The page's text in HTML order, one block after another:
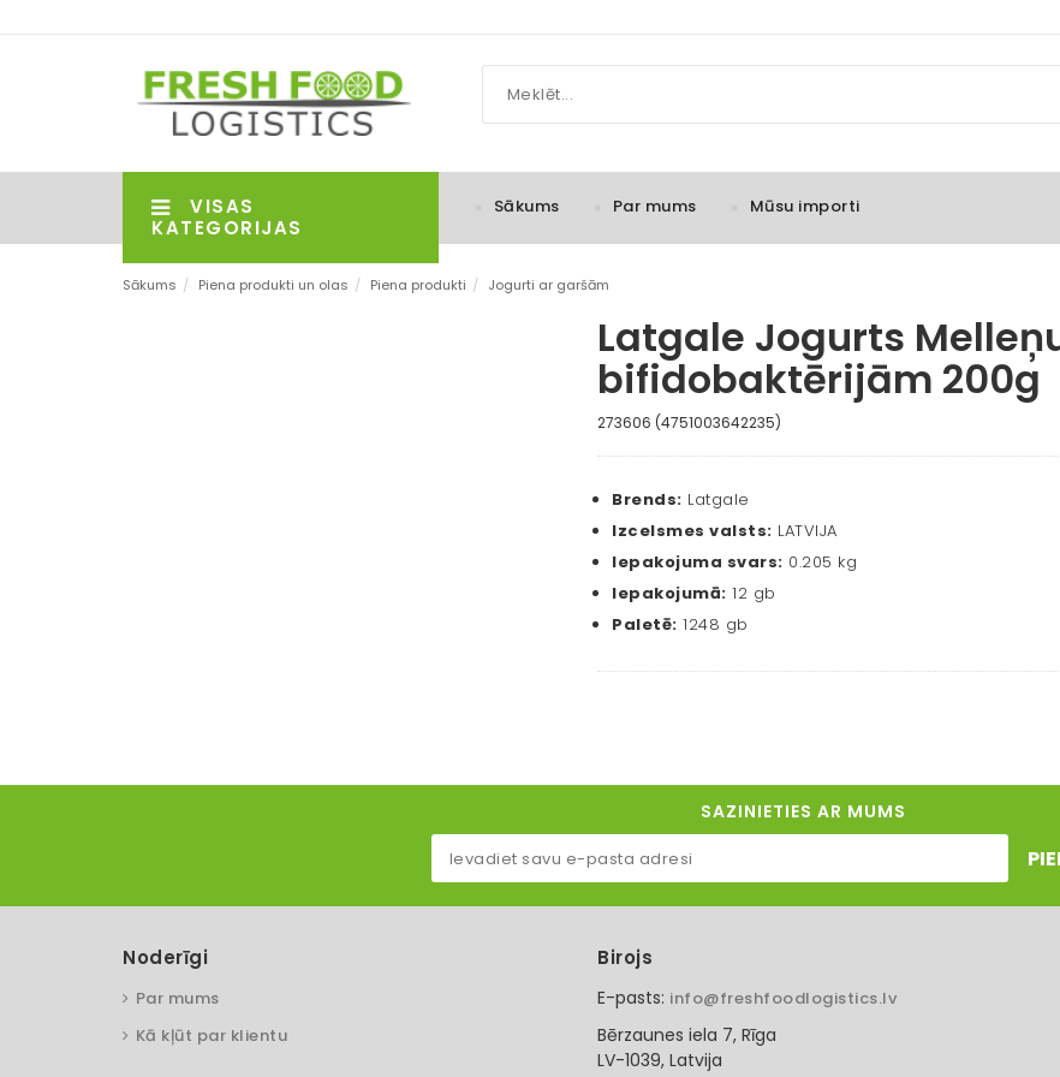
VISAS
KATEGORIJAS
Sākums Par mums Mūsu importi
Sākums / Piena produkti un olas / Piena produkti / Jogurti ar garšām
Latgale Jogurts
bifidobaktērijām 200g
273606 (4751003642235)
Brends: Latgale
Izcelsmes valsts: LATVIJA
Iepakojuma svars: 0.205 kg
Iepakojumā: 12 gb
Paletē: 1248 gb
SAZINIETIES AR MUMS
Noderīgi
Par mums
Kā kļūt par klientu
Birojs
E-pasts: info@freshfoodlogistics.lv
Bērzaunes iela 7, Rīga
LV-1039, Latvija